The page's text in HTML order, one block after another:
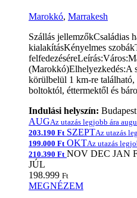
Marokkó, Marrakesh
Szállás jellemzőkCsaládias
kialakításKényelmes
(Marokkó)Elhelyezkedés:A
körülbelül 1 km-re található,
boltoktól, éttermektől és
Indulási helyszín: Budapest
AUGAz utazás legjobb ára
203.190 Ft SZEPTAz utazás
199.000 Ft OKTAz utazás
210.390 Ft NOV DEC JAN
JÚL
198.999 Ft
MEGNÉZEM